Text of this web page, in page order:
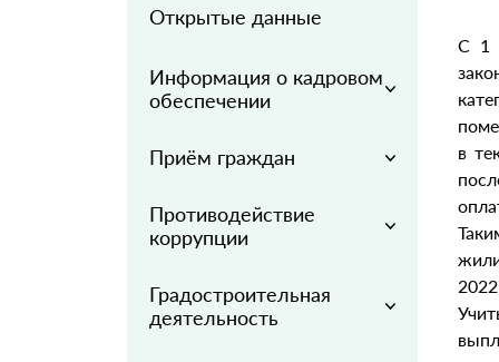
Открытые данные
Информация о кадровом
обеспечении
Приём граждан
Противодействие
коррупции
Градостроительная
деятельность
С 1
в